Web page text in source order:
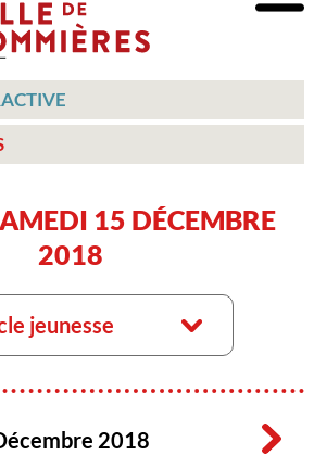
15 DÉCEMBRE
2018
jeunesse
2018